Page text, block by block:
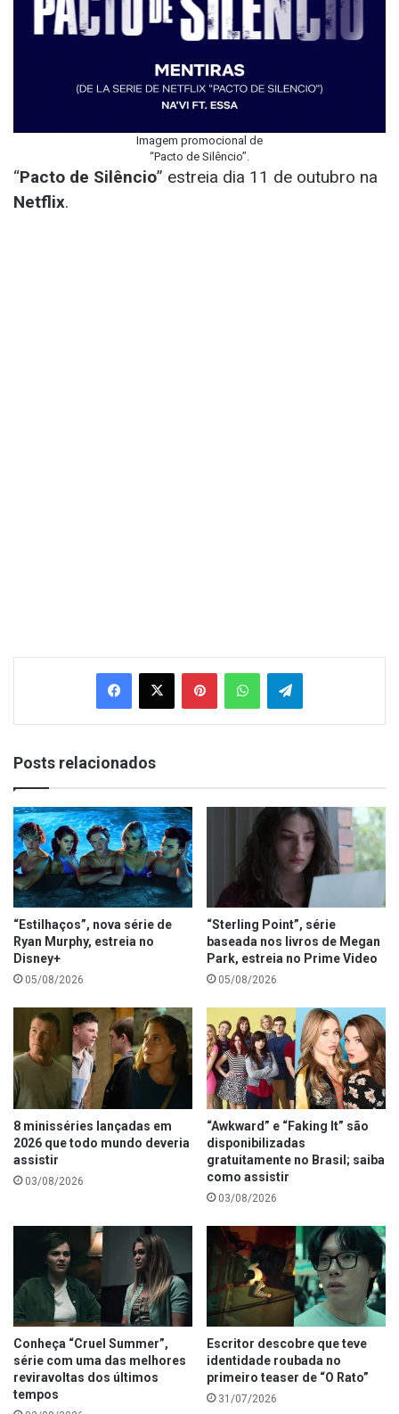
Imagem promocional de
“Pacto de Silêncio”.
“Pacto de Silêncio” estreia dia 11 de outubro na
Netflix.
Facebook
X PinterestWhatsAppTelegram
Posts relacionados
“Estilhaços”, nova série de
Ryan Murphy, estreia no
Disney+
05/08/2026
“Sterling Point”, série
baseada nos livros de Megan
Park, estreia no Prime Video
05/08/2026
8 minisséries lançadas em
2026 que todo mundo deveria
assistir
03/08/2026
“Awkward” e “Faking It” são
disponibilizadas
gratuitamente no Brasil; saiba
como assistir
03/08/2026
Conheça “Cruel Summer”,
série com uma das melhores
reviravoltas dos últimos
tempos
Escritor descobre que teve
identidade roubada no
primeiro teaser de “O Rato”
31/07/2026